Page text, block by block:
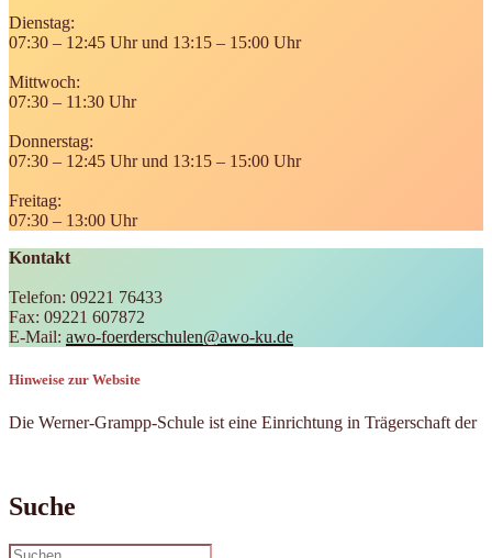
Dienstag:
07:30 – 12:45 Uhr und 13:15 – 15:00 Uhr
Mittwoch:
07:30 – 11:30 Uhr
Donnerstag:
07:30 – 12:45 Uhr und 13:15 – 15:00 Uhr
Freitag:
07:30 – 13:00 Uhr
Kontakt
Telefon: 09221 76433
Fax: 09221 607872
E-Mail: awo-foerderschulen@awo-ku.de
Hinweise zur Website
Die Werner-Grampp-Schule ist eine Einrichtung in Trägerschaft der
Suche
Suchen